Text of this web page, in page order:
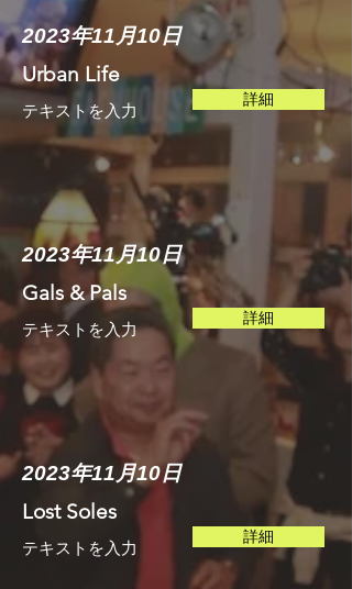
2023年11月10日
Urban Life
テキストを入力​​
詳細
2023年11月10日
Gals & Pals
テキストを入力​​
詳細
2023年11月10日
Lost Soles
テキストを入力​​
詳細